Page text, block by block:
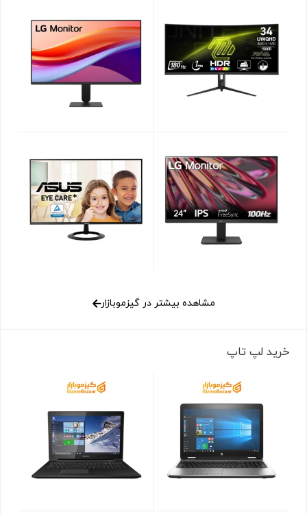
مشاهده بیشتر در گیزموبازار
خرید لپ تاپ